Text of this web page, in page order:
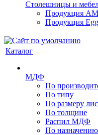
Столешницы и
Продукция
Продукция
Каталог
МДФ
По
По типу
По размеру
По толщине
Распил МДФ
По назначению